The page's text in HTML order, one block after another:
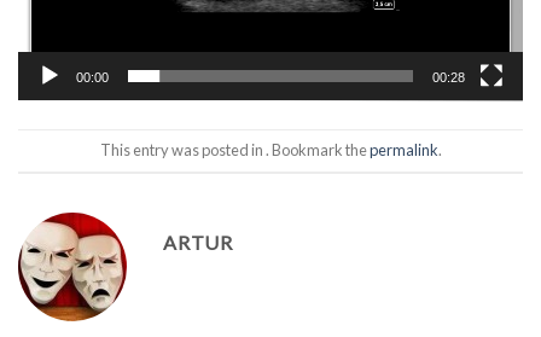
00:00 00:28
This entry was posted in . Bookmark thepermalink.
ARTUR